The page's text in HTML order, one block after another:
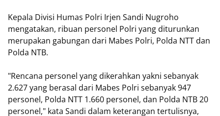
Kepala Divisi Humas Polri Irjen Sandi Nugroho
mengatakan, ribuan personel Polri yang diturunkan
merupakan gabungan dari Mabes Polri, Polda NTT dan
Polda NTB.
"Rencana personel yang dikerahkan yakni sebanyak
2.627 yang berasal dari Mabes Polri sebanyak 947
personel, Polda NTT 1.660 personel, dan Polda NTB 20
personel," kata Sandi dalam keterangan tertulisnya,